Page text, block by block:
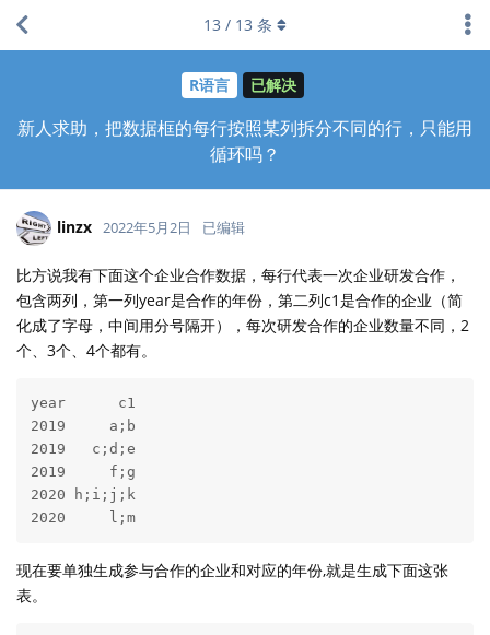
R语言 已解决
新人求助，把数据框的每行按照某列拆分不同的行，只能用
循环吗？
13 / 13 条
linzx 2022年5月2日 已编辑
比方说我有下面这个企业合作数据，每行代表一次企业研发合作，
包含两列，第一列year是合作的年份，第二列c1是合作的企业（简
化成了字母，中间用分号隔开），每次研发合作的企业数量不同，2
个、3个、4个都有。
year      c1
2019     a;b
2019   c;d;e
2019     f;g
2020 h;i;j;k
2020     l;m
现在要单独生成参与合作的企业和对应的年份,就是生成下面这张
表。